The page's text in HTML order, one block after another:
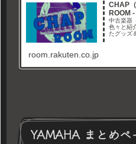
CHAP
ROOM
中古楽器
色々と紹
たグッズ
room.rakuten.co.jp
YAMAHA まとめペ